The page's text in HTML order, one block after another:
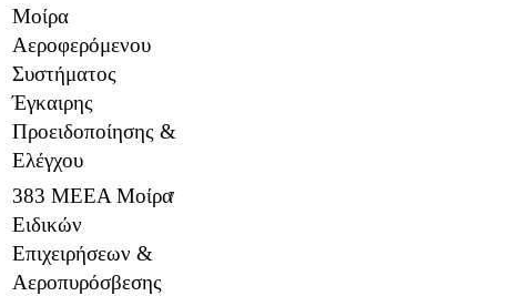
Μοίρα
Αεροφερόμενου
Συστήματος
Έγκαιρης
Προειδοποίησης &
Ελέγχου
383 ΜΕΕΑ Μοίρα
Ειδικών
Επιχειρήσεων &
Αεροπυρόσβεσης
7